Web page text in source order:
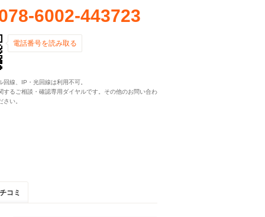
6002-443723
電話番号を読み取る
線、IP・光回線は利用不可。
するご相談・確認専用ダイヤルです。その他のお問い合わ
さい。
コミ